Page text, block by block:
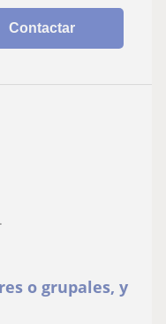
Contactar
o grupales, y